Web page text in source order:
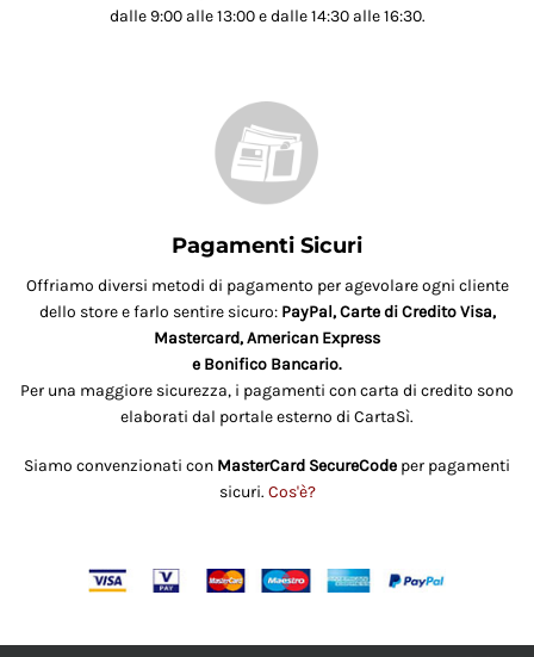
dalle 9:00 alle 13:00 e dalle 14:30 alle 16:30.
Pagamenti Sicuri
Offriamo diversi metodi di pagamento per agevolare ogni cliente
dello store e farlo sentire sicuro: PayPal, Carte di Credito Visa,
Mastercard, American Express
e Bonifico Bancario.
Per una maggiore sicurezza, i pagamenti con carta di credito sono
elaborati dal portale esterno di CartaSì.
Siamo convenzionati con MasterCard SecureCode per pagamenti
sicuri. Cos'è?